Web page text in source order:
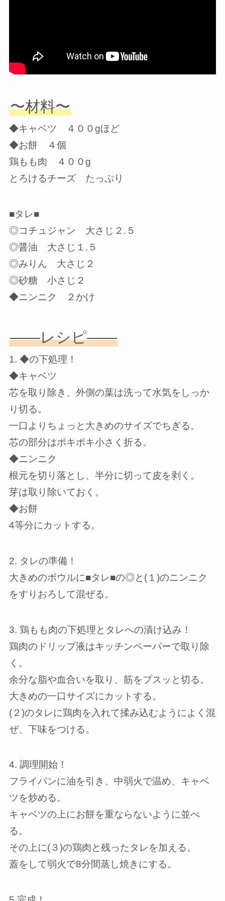
〜材料〜
◆キャベツ ４００gほど
◆お餅 ４個
鶏もも肉 ４００g
とろけるチーズ たっぷり
■タレ■
◎コチュジャン 大さじ２.５
◎醤油 大さじ１.５
◎みりん 大さじ２
◎砂糖 小さじ２
◆ニンニク ２かけ
——レシピ——
1. ◆の下処理！
◆キャベツ
芯を取り除き、外側の葉は洗って水気をしっか
り切る。
一口よりちょっと大きめのサイズでちぎる。
芯の部分はポキポキ小さく折る。
◆ニンニク
根元を切り落とし、半分に切って皮を剥く。
芽は取り除いておく。
◆お餅
4等分にカットする。
2. タレの準備！
大きめのボウルに■タレ■の◎と(１)のニンニク
をすりおろして混ぜる。
3. 鶏もも肉の下処理とタレへの漬け込み！
鶏肉のドリップ液はキッチンペーパーで取り除
く。
余分な脂や血合いを取り、筋をプスッと切る。
大きめの一口サイズにカットする。
(２)のタレに鶏肉を入れて揉み込むようによく混
ぜ、下味をつける。
4. 調理開始！
フライパンに油を引き、中弱火で温め、キャベ
ツを炒める。
キャベツの上にお餅を重ならないように並べ
る。
その上に(３)の鶏肉と残ったタレを加える。
蓋をして弱火で8分間蒸し焼きにする。